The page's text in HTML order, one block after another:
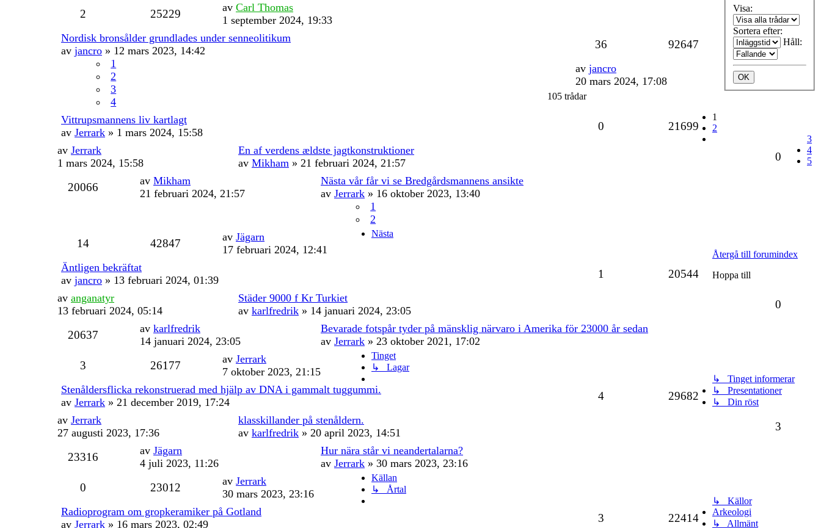
2 25229 av Carl Thomas
1 september 2024, 19:33
Nordisk bronsålder grundlades under senneolitikum
av jancro » 12 mars 2023, 14:42
1
2
3
4
36 92647
av jancro
20 mars 2024, 17:08
Vittrupsmannens liv kartlagt
av Jerrark » 1 mars 2024, 15:58 0 21699
av Jerrark
1 mars 2024, 15:58
En af verdens ældste jagtkonstruktioner
av Mikham » 21 februari 2024, 21:57 0
20066 av Mikham
21 februari 2024, 21:57
Nästa vår får vi se Bredgårdsmannens ansikte
av Jerrark » 16 oktober 2023, 13:40
1
2
14 42847 av Jägarn
17 februari 2024, 12:41
Äntligen bekräftat
av jancro » 13 februari 2024, 01:39 1 20544
av anganatyr
13 februari 2024, 05:14
Städer 9000 f Kr Turkiet
av karlfredrik » 14 januari 2024, 23:05 0
20637 av karlfredrik
14 januari 2024, 23:05
Bevarade fotspår tyder på mänsklig närvaro i Amerika för 23000 år sedan
av Jerrark » 23 oktober 2021, 17:02
3 26177 av Jerrark
7 oktober 2023, 21:15
Stenåldersflicka rekonstruerad med hjälp av DNA i gammalt tuggummi.
av Jerrark » 21 december 2019, 17:24 4 29682
av Jerrark
27 augusti 2023, 17:36
klasskillander på stenåldern.
av karlfredrik » 20 april 2023, 14:51 3
23316 av Jägarn
4 juli 2023, 11:26
Hur nära står vi neandertalarna?
av Jerrark » 30 mars 2023, 23:16
0 23012 av Jerrark
30 mars 2023, 23:16
Radioprogram om gropkeramiker på Gotland
av Jerrark » 16 mars 2023, 02:49 3 22414
Visa:
Sortera efter:
Håll:
105 trådar
1
2
3
4
5
Nästa
Återgå till forumindex
Hoppa till
Tinget
↳ Lagar
↳ Tinget informerar
↳ Presentationer
↳ Din röst
Källan
↳ Årtal
↳ Källor
Arkeologi
↳ Allmänt